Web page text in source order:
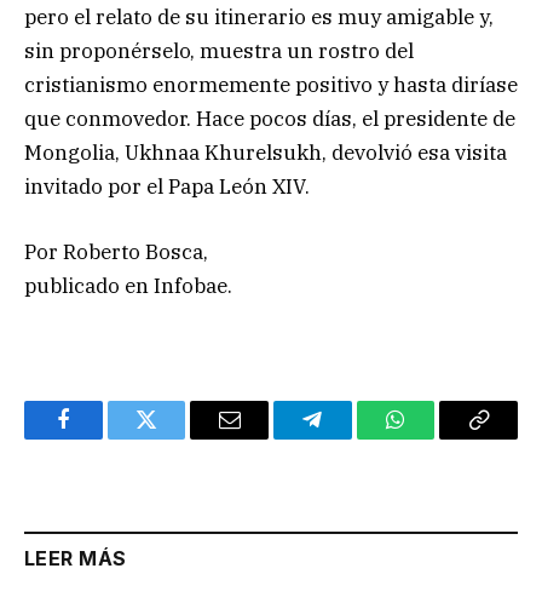
pero el relato de su itinerario es muy amigable y,
sin proponérselo, muestra un rostro del
cristianismo enormemente positivo y hasta diríase
que conmovedor. Hace pocos días, el presidente de
Mongolia, Ukhnaa Khurelsukh, devolvió esa visita
invitado por el Papa León XIV.
Por Roberto Bosca,
publicado en Infobae.
FacebookTwitter Email TelegramWhatsAppCopy
LEER MÁS